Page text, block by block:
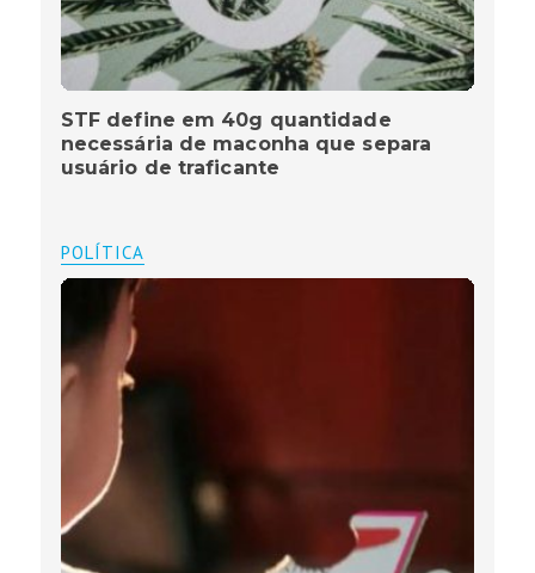
STF define em 40g quantidade
necessária de maconha que separa
usuário de traficante
POLÍTICA